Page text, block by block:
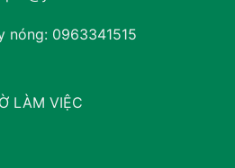
nóng: 0963341515
LÀM VIỆC